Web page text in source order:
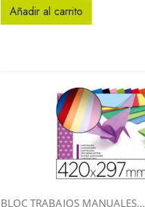
Añadir al carrito
BLOC TRABAJOS MANUALES...